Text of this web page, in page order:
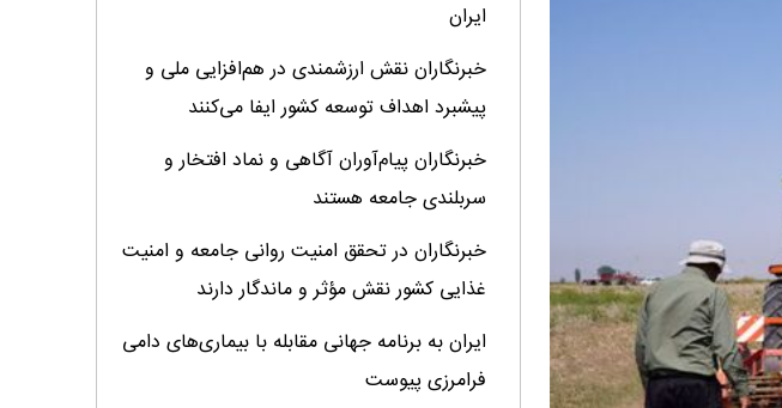
ایران
خبرنگاران نقش ارزشمندی در هم‌افزایی ملی و
پیشبرد اهداف توسعه کشور ایفا می‌کنند
خبرنگاران پیام‌آوران آگاهى و نماد افتخار و
سربلندى جامعه هستند
خبرنگاران در تحقق امنیت روانی جامعه و امنیت
غذایی کشور نقش مؤثر و ماندگار دارند
ایران به برنامه جهانی مقابله با بیماری‌های دامی
فرامرزی پیوست